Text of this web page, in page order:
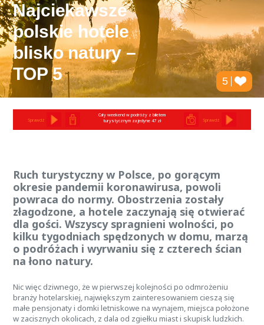
Najciekawsze
polskie hotele
blisko natury –
TOP 5
5
Sprawdź
Cały weekend w podróży z biletem
turystycznym za jedyne 47 zł
Sprawdź
Ruch turystyczny w Polsce, po gorącym
okresie pandemii koronawirusa, powoli
powraca do normy. Obostrzenia zostały
złagodzone, a hotele zaczynają się otwierać
dla gości. Wszyscy spragnieni wolności, po
kilku tygodniach spędzonych w domu, marzą
o podróżach i wyrwaniu się z czterech ścian
na łono natury.
Nic więc dziwnego, że w pierwszej kolejności po odmrożeniu
branży hotelarskiej, największym zainteresowaniem cieszą się
małe pensjonaty i domki letniskowe na wynajem, miejsca położone
w zacisznych okolicach, z dala od zgiełku miast i skupisk ludzkich.